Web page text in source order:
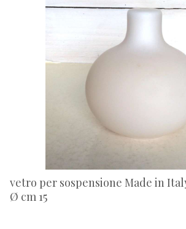
vetro per sospensione Made in
Ø cm 15